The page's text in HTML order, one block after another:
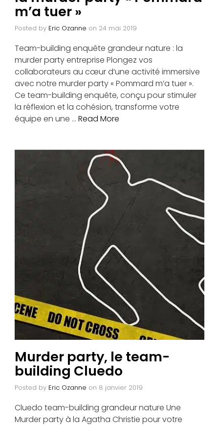
m’a tuer »
Posted by Eric Ozanne on 24 mai 2019
Team-building enquête grandeur nature : la
murder party entreprise Plongez vos
collaborateurs au cœur d’une activité immersive
avec notre murder party « Pommard m’a tuer ».
Ce team-building enquête, conçu pour stimuler
la réflexion et la cohésion, transforme votre
équipe en une … Read More
Murder party, le team-
building Cluedo
Posted by Eric Ozanne on 8 janvier 2019
Cluedo team-building grandeur nature Une
Murder party à la Agatha Christie pour votre